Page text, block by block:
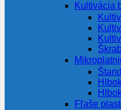
Kultivácia
Fľaše